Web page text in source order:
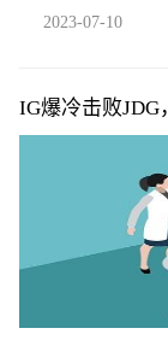
2023-07-10
IG爆冷击败
父母失望了